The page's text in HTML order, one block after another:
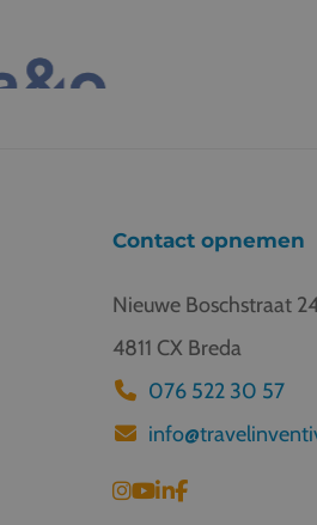
Contact opnemen
Nieuwe Boschstraat
4811 CX Breda
076 522 30 57